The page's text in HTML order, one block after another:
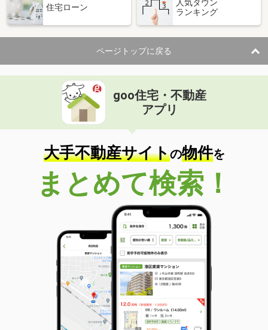
住宅ローン
人気タウン
ランキング
ページトップに戻る
goo住宅・不動産
アプリ
大手不動産サイトの物件を
まとめて検索！